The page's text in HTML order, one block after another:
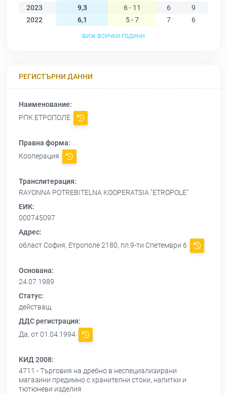
2023 9,3 6 - 11 6 9
2022
6,1 5 - 7 7 6
виж всички години
РЕГИСТЪРНИ ДАННИ
Наименование:
РПК ЕТРОПОЛЕ
Правна форма:
Кооперация
Транслитерация:
RAYONNA POTREBITELNA KOOPERATSIA "ETROPOLE"
ЕИК:
000745097
Адрес:
област София, Етрополе 2180, пл.9-ти Спетември 6
Основана:
24.07.1989
Статус:
действащ
ДДС регистрация:
Да, от 01.04.1994
КИД 2008:
4711 - Търговия на дребно в неспециализирани
магазини предимно с хранителни стоки, напитки и
тютюневи изделия